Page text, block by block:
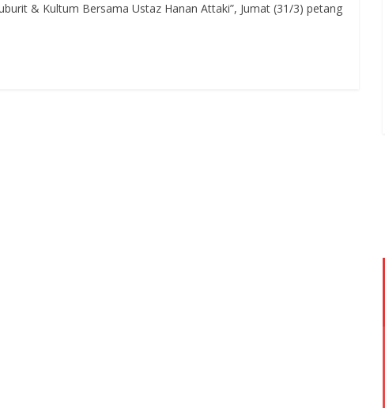
& Kultum Bersama Ustaz Hanan Attaki”, Jumat (31/3) petang